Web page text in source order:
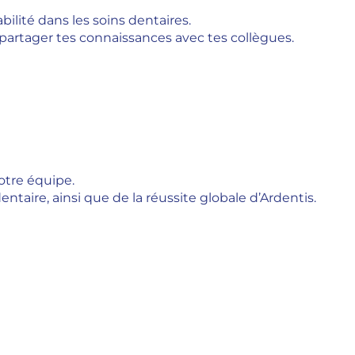
dans les soins dentaires.
tes connaissances avec tes collègues.
équipe.
ainsi que de la réussite globale d’Ardentis.